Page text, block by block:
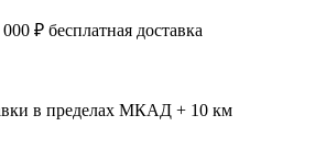
₽ бесплатная доставка
в пределах МКАД + 10 км